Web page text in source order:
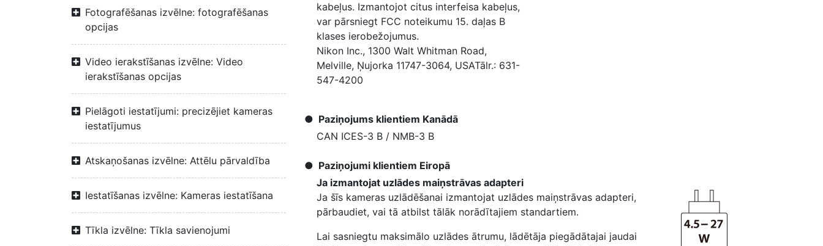
Fotografēšanas izvēlne: fotografēšanas
opcijas
Video ierakstīšanas izvēlne: Video
ierakstīšanas opcijas
Pielāgoti iestatījumi: precizējiet kameras
iestatījumus
Atskaņošanas izvēlne: Attēlu pārvaldība
Iestatīšanas izvēlne: Kameras iestatīšana
Tīkla izvēlne: Tīkla savienojumi
kabeļus. Izmantojot citus interfeisa kabeļus,
var pārsniegt FCC noteikumu 15. daļas B
klases ierobežojumus.
Nikon Inc., 1300 Walt Whitman Road,
Melville, Ņujorka 11747-3064, USATālr.: 631-
547-4200
Paziņojums klientiem Kanādā
CAN ICES-3 B / NMB-3 B
Paziņojumi klientiem Eiropā
Ja izmantojat uzlādes maiņstrāvas adapteri
Ja šīs kameras uzlādēšanai izmantojat uzlādes maiņstrāvas adapteri,
pārbaudiet, vai tā atbilst tālāk norādītajiem standartiem.
Lai sasniegtu maksimālo uzlādes ātrumu, lādētāja piegādātajai jaudai